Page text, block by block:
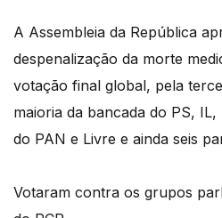
A Assembleia da República
despenalização da morte
votação final global, pela
maioria da bancada do PS,
do PAN e Livre e ainda seis
Votaram contra os grupos